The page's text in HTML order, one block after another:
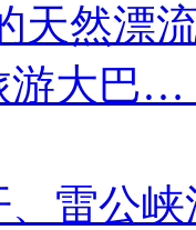
天然漂
游大巴…
雷公